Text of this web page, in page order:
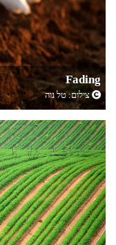
Fading
צילום:טל נוה